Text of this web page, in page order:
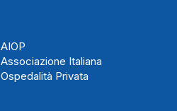
AIOP
Associazione Italiana
Ospedalità Privata